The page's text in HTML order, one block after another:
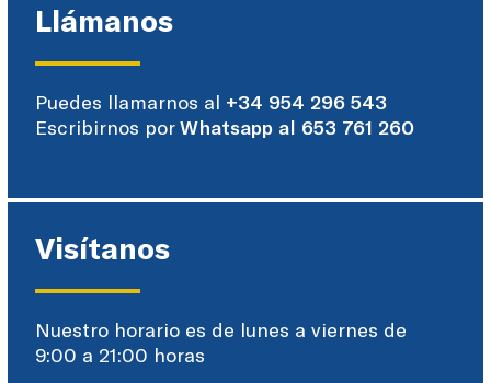
Llámanos
Puedes llamarnos al +34 954 296 543
Escribirnos porWhatsapp al 653 761 260
Visítanos
Nuestro horario es de lunes a viernes de
9:00 a 21:00 horas